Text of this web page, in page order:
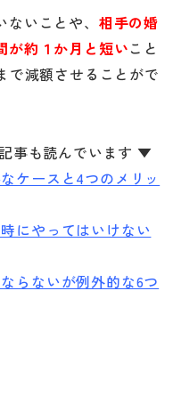
いことや、 相手の婚
が約１か月と短いこと
で減額させることがで
事も読んでいます ▼
ケースと4つのメリッ
にやってはいけない
らないが例外的な6つ